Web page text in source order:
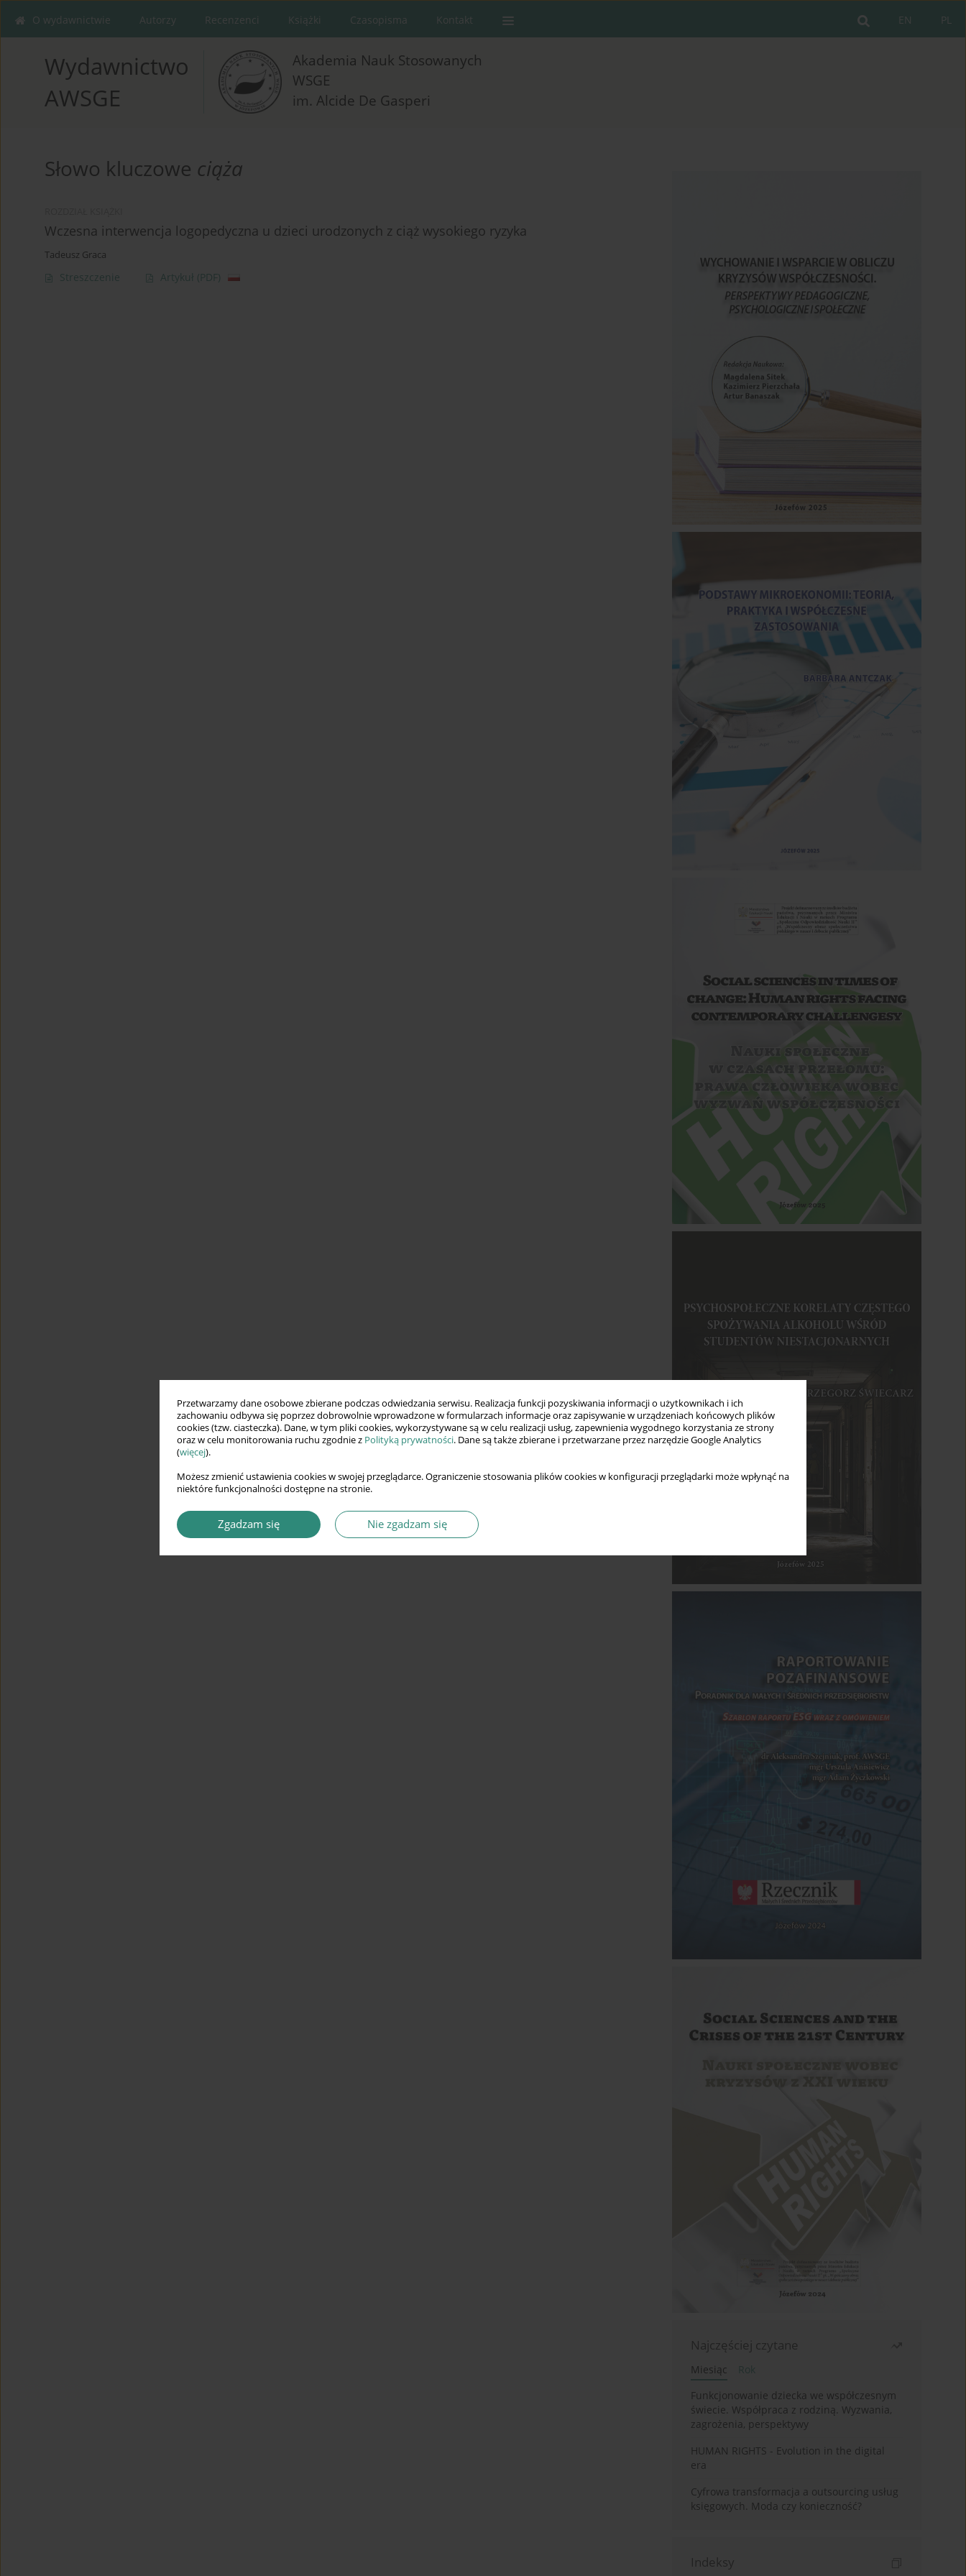
Przetwarzamy dane osobowe zbierane podczas odwiedzania serwisu. Realizacja funkcji pozyskiwania informacji o użytkownikach i ich
zachowaniu odbywa się poprzez dobrowolnie wprowadzone w formularzach informacje oraz zapisywanie w urządzeniach końcowych plików
cookies (tzw. ciasteczka). Dane, w tym pliki cookies, wykorzystywane są w celu realizacji usług, zapewnienia wygodnego korzystania ze strony
oraz w celu monitorowania ruchu zgodnie z Polityką prywatności. Dane są także zbierane i przetwarzane przez narzędzie Google Analytics
(więcej).
Możesz zmienić ustawienia cookies w swojej przeglądarce. Ograniczenie stosowania plików cookies w konfiguracji przeglądarki może wpłynąć na
niektóre funkcjonalności dostępne na stronie.
Zgadzam się Nie zgadzam się
PL
EN
O wydawnictwie Autorzy Recenzenci Książki Czasopisma Kontakt
Wydawnictwo
AWSGE
Akademia Nauk Stosowanych
WSGE
im. Alcide De Gasperi
Słowo kluczowe ciąża
Wczesna interwencja logopedyczna u dzieci urodzonych z ciąż wysokiego ryzyka
Tadeusz Graca
Streszczenie Artykuł (PDF)
Najczęściej czytane
Miesiąc
Rok
Funkcjonowanie dziecka we współczesnym
świecie. Współpraca z rodziną. Wyzwania,
zagrożenia, perspektywy
HUMAN RIGHTS - Evolution in the digital
era
Cyfrowa transformacja a outsourcing usług
księgowych. Moda czy konieczność?
Indeksy